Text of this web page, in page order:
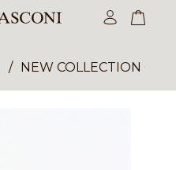
NEW COLLECTION